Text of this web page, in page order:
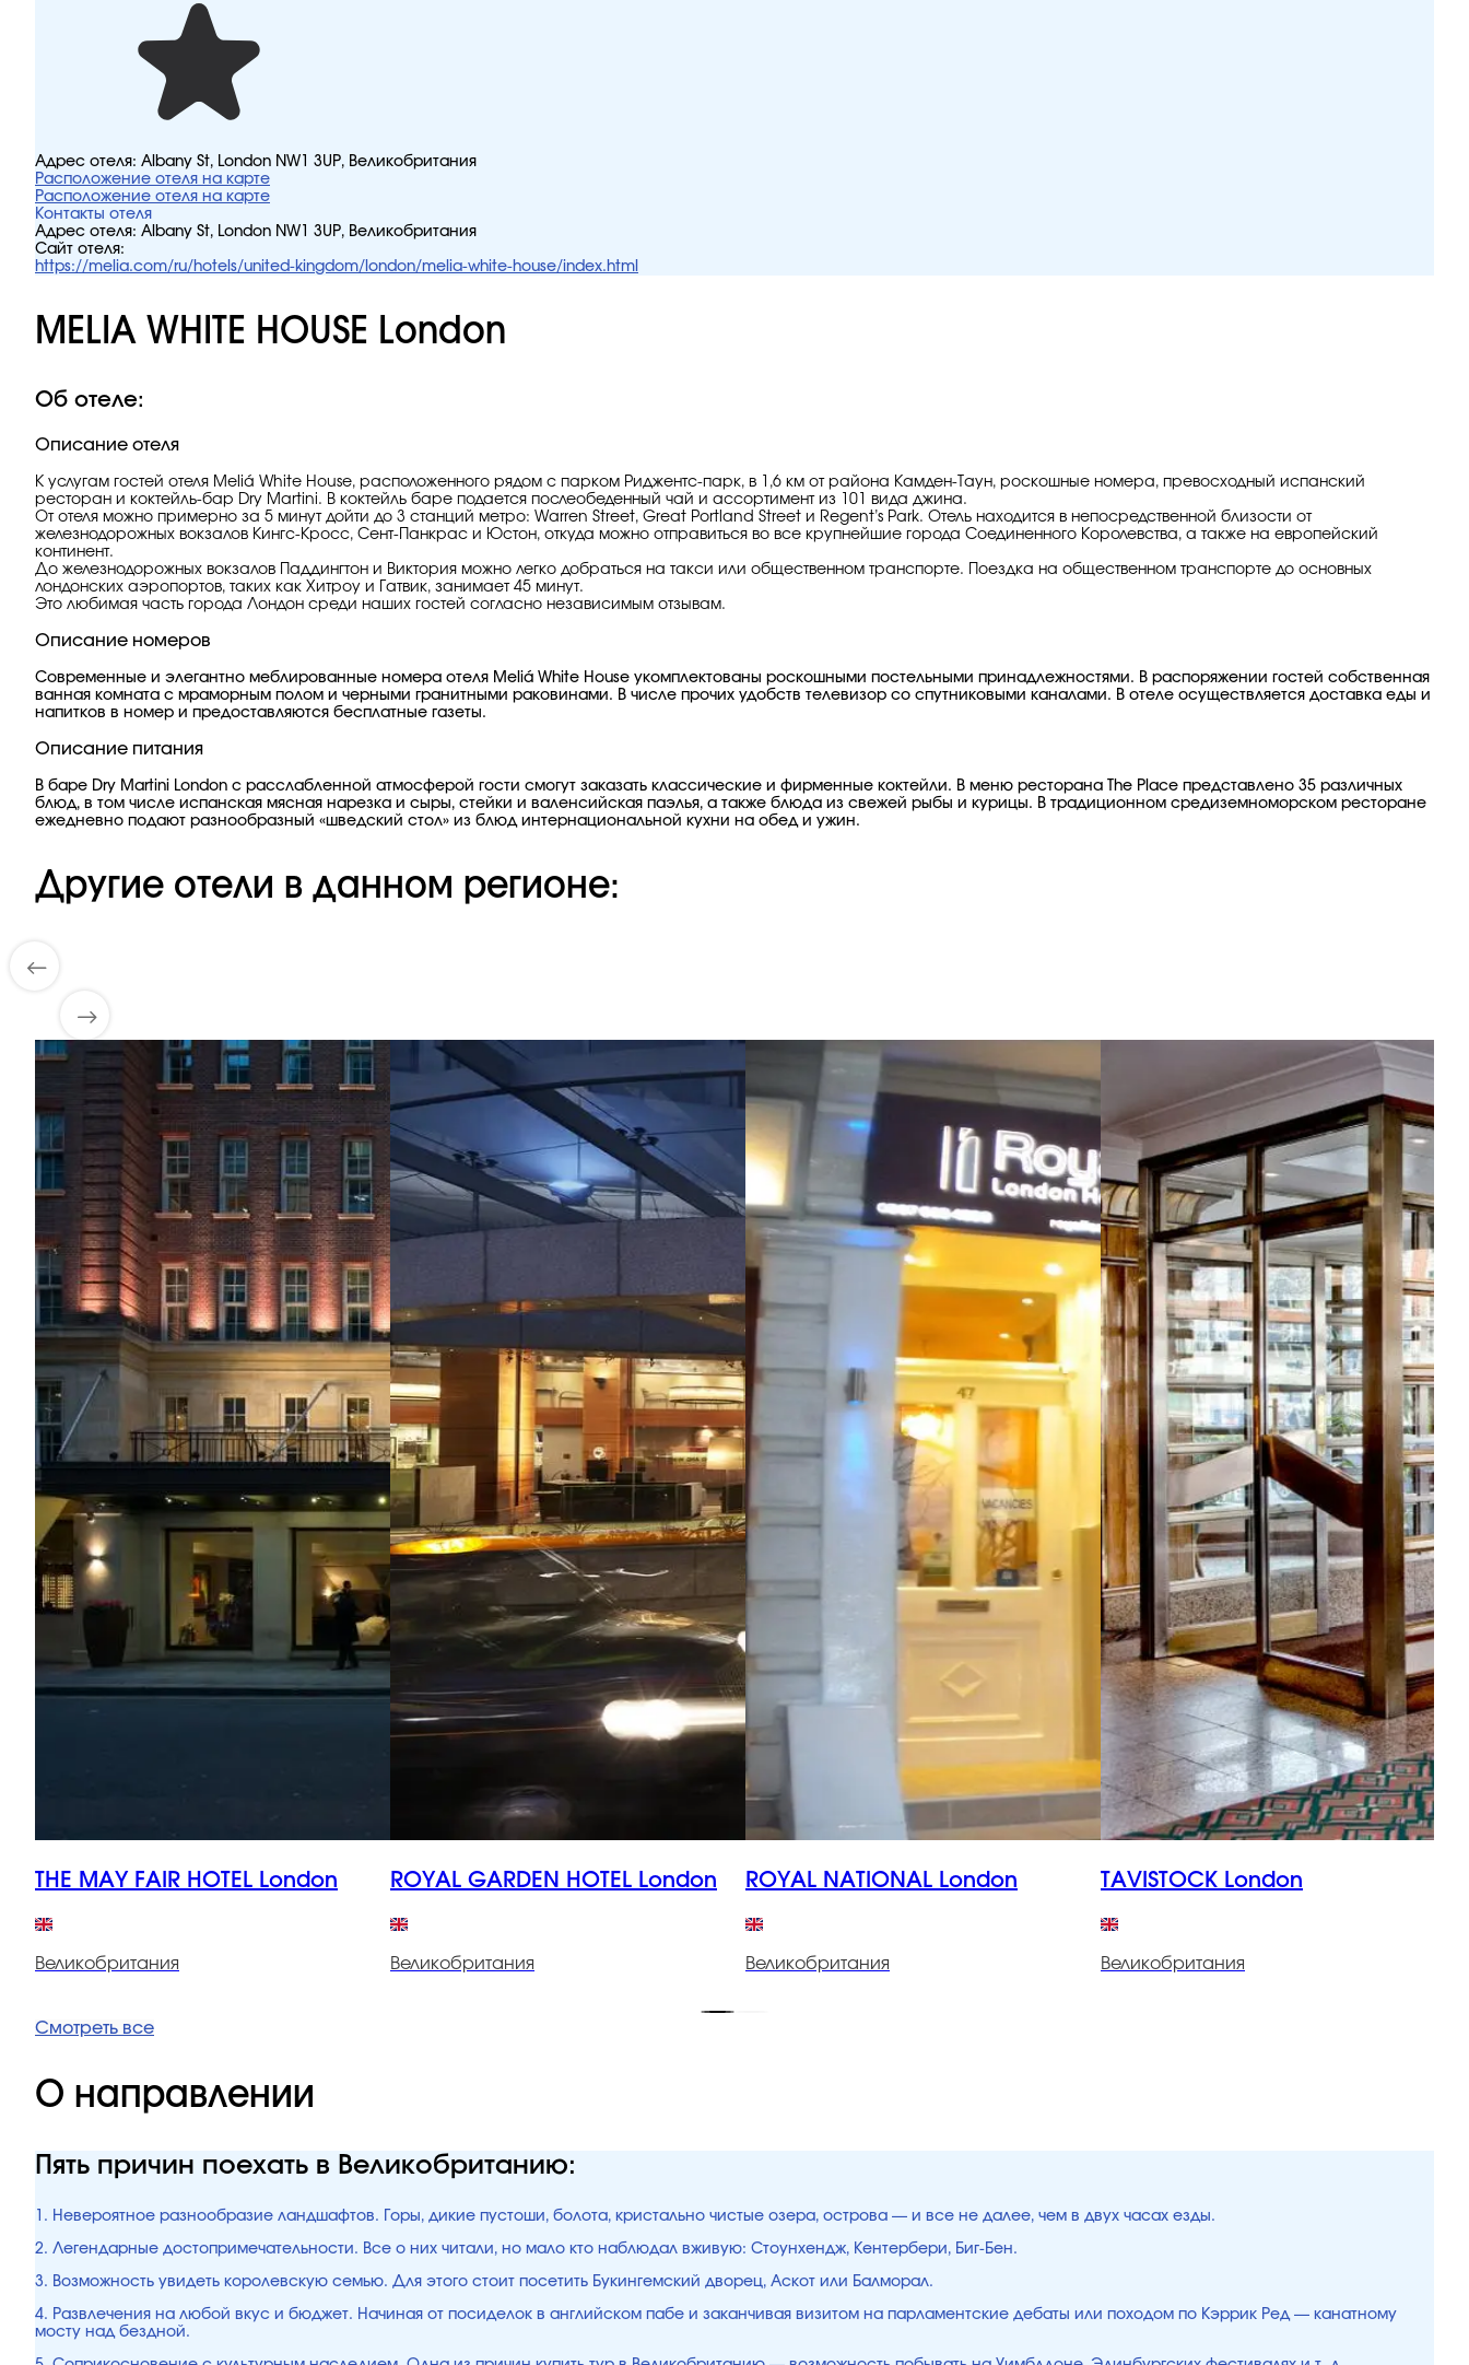
Адрес отеля: Albany St, London NW1 3UP, Великобритания
Расположение отеля на карте
Расположение отеля на карте
Контакты отеля
Адрес отеля: Albany St, London NW1 3UP, Великобритания
Сайт отеля:
https://melia.com/ru/hotels/united-kingdom/london/melia-white-house/index.html
MELIA WHITE HOUSE London
Об отеле:
Описание отеля
К услугам гостей отеля Meliá White House, расположенного рядом с парком Риджентс-парк, в 1,6 км от района Камден-Таун, роскошные номера, превосходный испанский
ресторан и коктейль-бар Dry Martini. В коктейль баре подается послеобеденный чай и ассортимент из 101 вида джина.
От отеля можно примерно за 5 минут дойти до 3 станций метро: Warren Street, Great Portland Street и Regent’s Park. Отель находится в непосредственной близости от
железнодорожных вокзалов Кингс-Кросс, Сент-Панкрас и Юстон, откуда можно отправиться во все крупнейшие города Соединенного Королевства, а также на европейский
континент.
До железнодорожных вокзалов Паддингтон и Виктория можно легко добраться на такси или общественном транспорте. Поездка на общественном транспорте до основных
лондонских аэропортов, таких как Хитроу и Гатвик, занимает 45 минут.
Это любимая часть города Лондон среди наших гостей согласно независимым отзывам.
Описание номеров
Современные и элегантно меблированные номера отеля Meliá White House укомплектованы роскошными постельными принадлежностями. В распоряжении гостей собственная
ванная комната с мраморным полом и черными гранитными раковинами. В числе прочих удобств телевизор со спутниковыми каналами. В отеле осуществляется доставка еды и
напитков в номер и предоставляются бесплатные газеты.
Описание питания
В баре Dry Martini London с расслабленной атмосферой гости смогут заказать классические и фирменные коктейли. В меню ресторана The Place представлено 35 различных
блюд, в том числе испанская мясная нарезка и сыры, стейки и валенсийская паэлья, а также блюда из свежей рыбы и курицы. В традиционном средиземноморском ресторане
ежедневно подают разнообразный «шведский стол» из блюд интернациональной кухни на обед и ужин.
Другие отели в данном регионе:
THE MAY FAIR HOTEL London
Великобритания
ROYAL GARDEN HOTEL London
Великобритания
ROYAL NATIONAL London
Великобритания
TAVISTOCK London
Великобритания
Смотреть все
О направлении
Пять причин поехать в Великобританию:
1. Невероятное разнообразие ландшафтов. Горы, дикие пустоши, болота, кристально чистые озера, острова — и все не далее, чем в двух часах езды.
2. Легендарные достопримечательности. Все о них читали, но мало кто наблюдал вживую: Стоунхендж, Кентербери, Биг-Бен.
3. Возможность увидеть королевскую семью. Для этого стоит посетить Букингемский дворец, Аскот или Балморал.
4. Развлечения на любой вкус и бюджет. Начиная от посиделок в английском пабе и заканчивая визитом на парламентские дебаты или походом по Кэррик Ред — канатному
мосту над бездной.